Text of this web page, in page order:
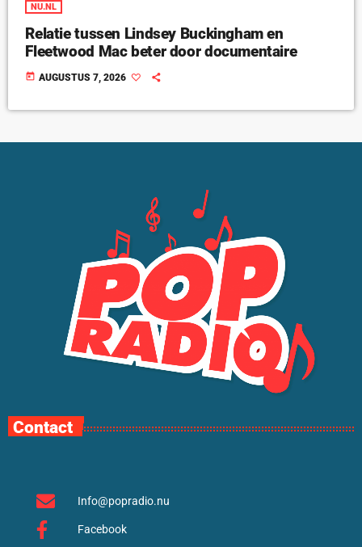
NU.NL
Relatie tussen Lindsey Buckingham en
Fleetwood Mac beter door documentaire
today AUGUSTUS 7, 2026
Contact
Info@popradio.nu
Facebook